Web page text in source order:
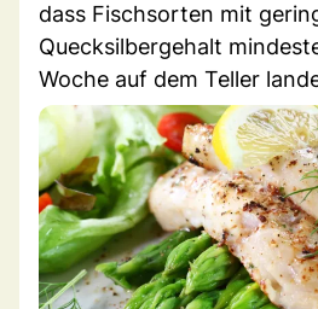
dass Fischsorten mit
Quecksilbergehalt
Woche auf dem Teller